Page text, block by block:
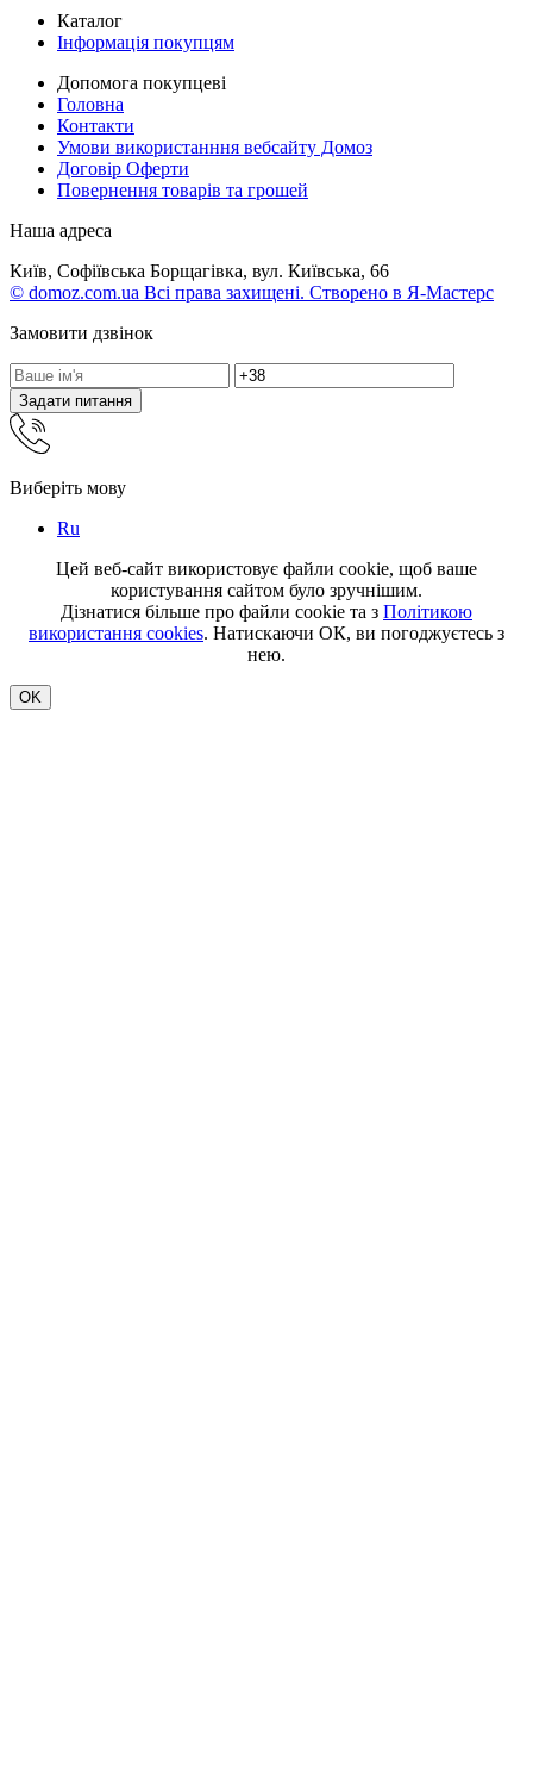
Каталог
Інформація покупцям
Допомога покупцеві
Головна
Контакти
Умови використанння вебсайту Домоз
Договір Оферти
Повернення товарів та грошей
Наша адреса
Київ, Софіївська Борщагівка, вул. Київська, 66
© domoz.com.ua Всі права захищені. Створено в Я-Мастерс
Замовити дзвінок
Задати питання
Виберіть мову
Ru
Цей веб-сайт використовує файли cookie, щоб ваше
користування сайтом було зручнішим.
Дізнатися більше про файли cookie та з Політикою
використання cookies. Натискаючи ОК, ви погоджуєтесь з
нею.
OK